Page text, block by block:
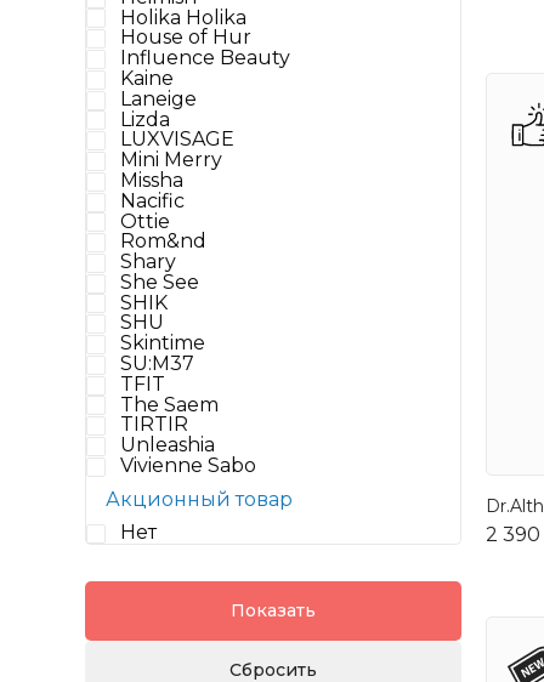
Holika Holika
House of Hur
Influence Beauty
Kaine
Laneige
Lizda
LUXVISAGE
Mini Merry
Missha
Nacific
Ottie
Rom&nd
Shary
She See
SHIK
SHU
Skintime
SU:M37
TFIT
The Saem
TIRTIR
Unleashia
Vivienne Sabo
Акционный товар
Нет
2